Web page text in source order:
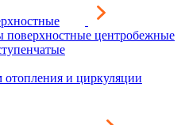
поверхностные центробежные
отопления и циркуляции